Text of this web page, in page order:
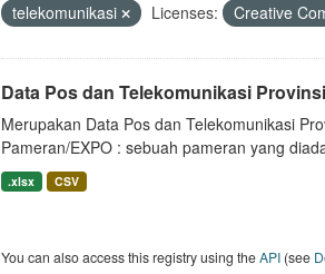
telekomunikasi
Licenses: Creative
Data Pos dan Telekomunikasi
Merupakan Data Pos dan Telekomunikasi
Pameran/EXPO : sebuah pameran yang
.xlsx CSV
You can also access this registry using theAPI(see